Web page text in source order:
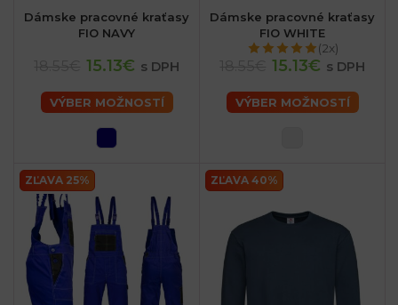
Dámske pracovné kraťasy
FIO NAVY
15.13€ s DPH
VÝBER MOŽNOSTÍ
Dámske pracovné kraťasy
FIO WHITE
(2x)
15.13€ s DPH
VÝBER MOŽNOSTÍ
ZĽAVA 25% ZĽAVA 40%